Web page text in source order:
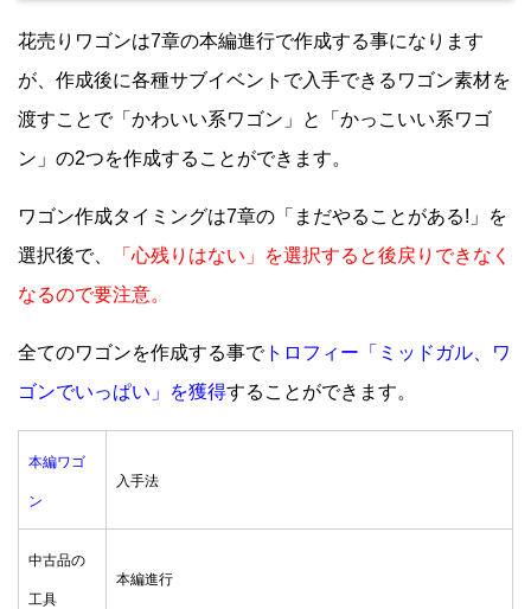
花売りワゴンは7章の本編進行で作成する事になります
が、作成後に各種サブイベントで入手できるワゴン素材を
渡すことで「かわいい系ワゴン」と「かっこいい系ワゴ
ン」の2つを作成することができます。
ワゴン作成タイミングは7章の「まだやることがある!」を
選択後で、
「心残りはない」を選択すると後戻りできなく
なるので要注意。
全てのワゴンを作成する事でトロフィー「ミッドガル、ワ
ゴンでいっぱい」を獲得することができます。
本編ワゴ
ン
入手法
中古品の
工具
本編進行